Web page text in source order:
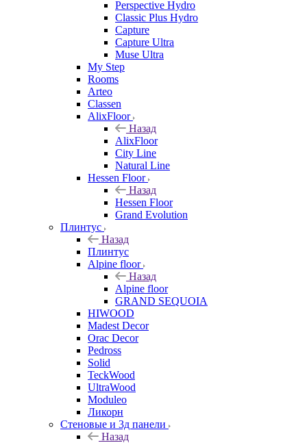
Perspective Hydro
Classic Plus Hydro
Capture
Capture Ultra
Muse Ultra
My Step
Rooms
Arteo
Classen
AlixFloor
Назад
AlixFloor
City Line
Natural Line
Hessen Floor
Назад
Hessen Floor
Grand Evolution
Плинтус
Назад
Плинтус
Alpine floor
Назад
Alpine floor
GRAND SEQUOIA
HIWOOD
Madest Decor
Orac Decor
Pedross
Solid
TeckWood
UltraWood
Moduleo
Ликорн
Стеновые и 3д панели
Назад